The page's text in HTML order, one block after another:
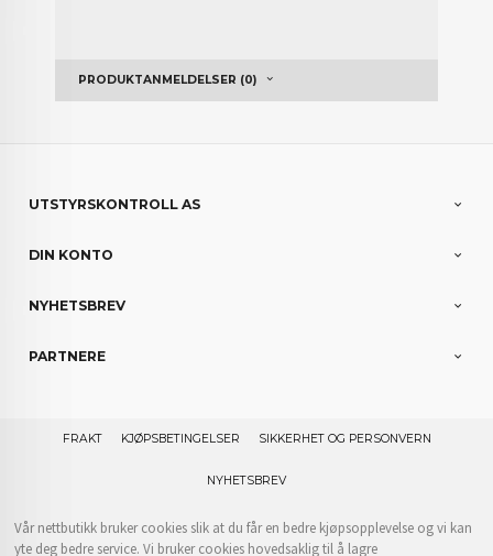
PRODUKTANMELDELSER (0)
UTSTYRSKONTROLL AS
DIN KONTO
NYHETSBREV
PARTNERE
FRAKT KJØPSBETINGELSER SIKKERHET OG PERSONVERN
NYHETSBREV
Vår nettbutikk bruker cookies slik at du får en bedre kjøpsopplevelse og vi kan
yte deg bedre service. Vi bruker cookies hovedsaklig til å lagre